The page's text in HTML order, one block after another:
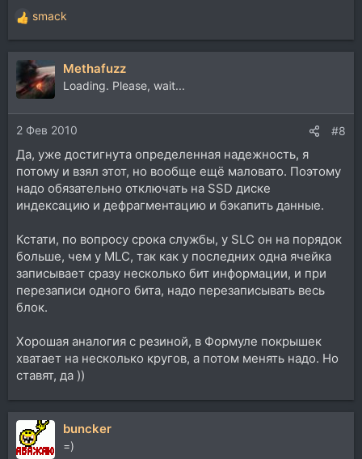
Р
е
а
к
ц
и
и
:
smack
Methafuzz
Loading. Please, wait...
2 Фев 2010 #8
Да, уже достигнута определенная надежность, я
потому и взял этот, но вообще ещё маловато. Поэтому
надо обязательно отключать на SSD диске
индексацию и дефрагментацию и бэкапить данные.
Кстати, по вопросу срока службы, у SLC он на порядок
больше, чем у MLC, так как у последних одна ячейка
записывает сразу несколько бит информации, и при
перезаписи одного бита, надо перезаписывать весь
блок.
Хорошая аналогия с резиной, в Формуле покрышек
хватает на несколько кругов, а потом менять надо. Но
ставят, да ))
buncker
=)